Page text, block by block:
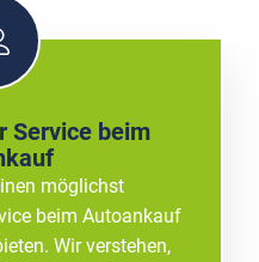
Service beim
möglichst
beim Autoankauf
Wir verstehen,